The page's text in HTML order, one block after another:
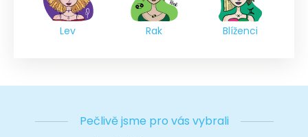
Lev Rak Blíženci
Pečlivě jsme pro vás vybrali